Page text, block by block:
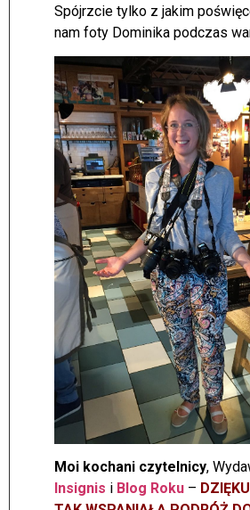
Spójrzcie tylko z jakim
nam foty Dominika podczas
Moi kochani czytelnicy,
Insignis i Blog Roku –